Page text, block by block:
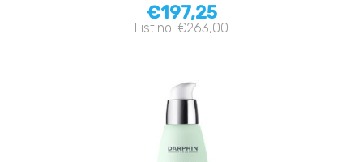
€197,25
Listino: €263,00